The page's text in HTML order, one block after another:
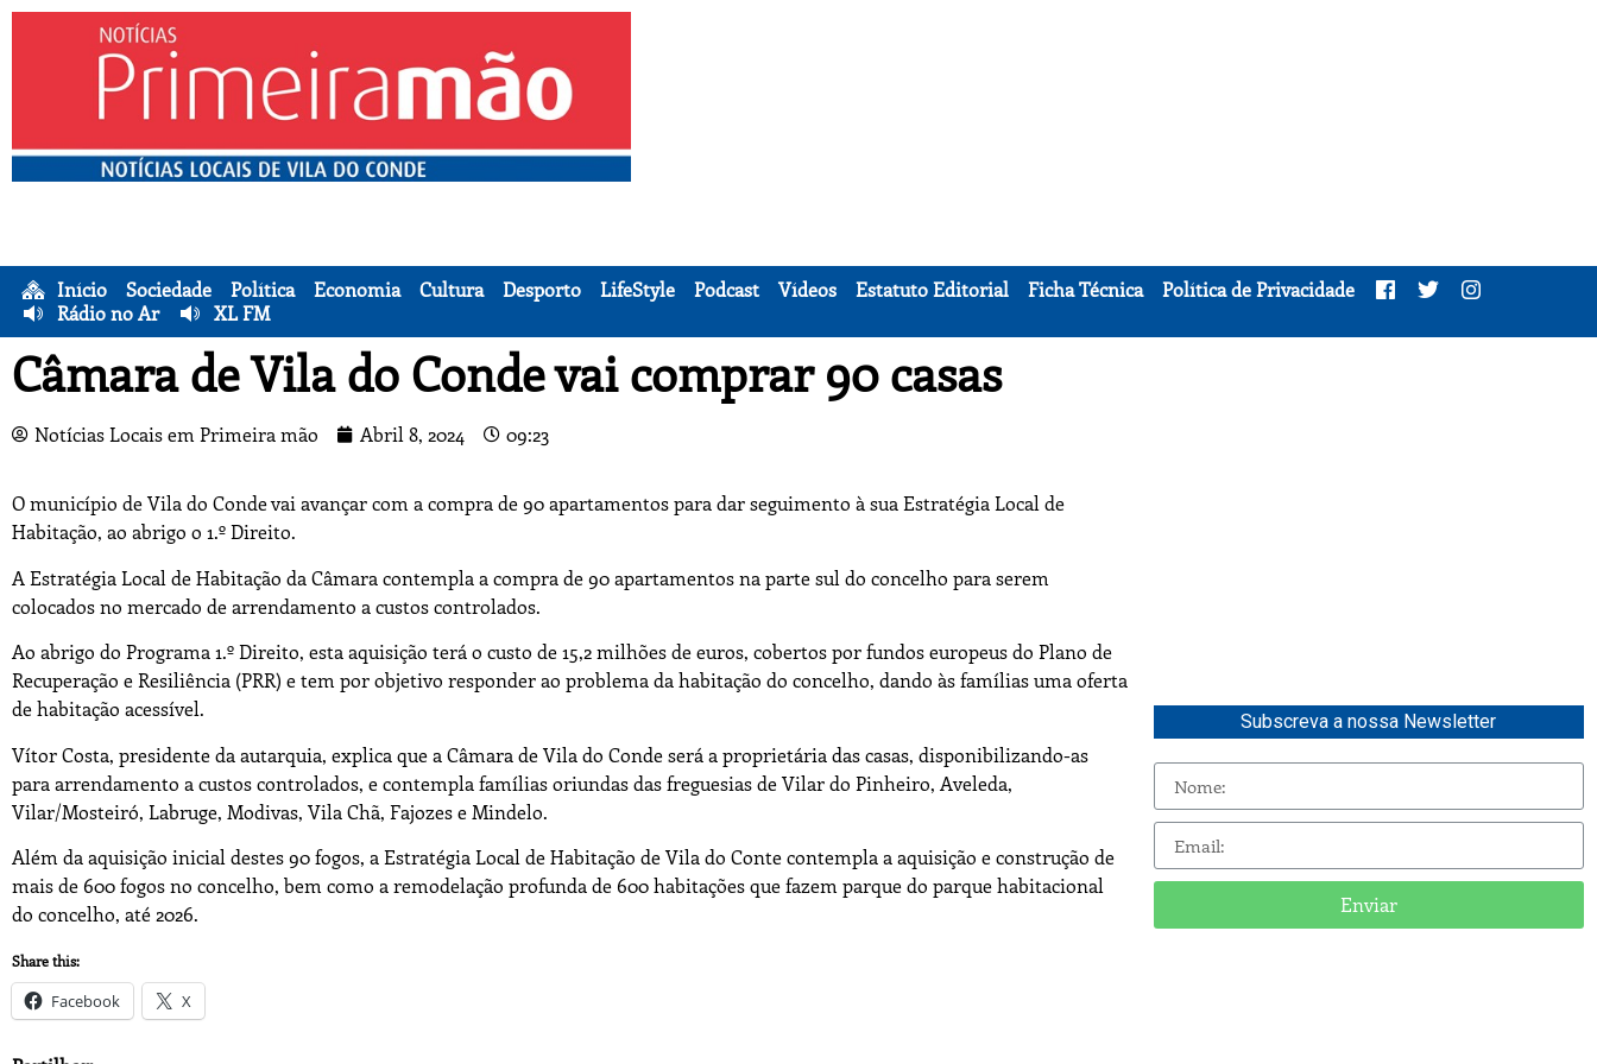
Início Sociedade Política Economia Cultura Desporto LifeStyle Podcast Vídeos Estatuto Editorial Ficha Técnica
Política de Privacidade
Rádio no Ar
XL FM
Câmara de Vila do Conde vai comprar 90 casas
Notícias Locais em Primeira mão Abril 8, 2024 09:23
O município de Vila do Conde vai avançar com a compra de 90 apartamentos para dar seguimento à sua Estratégia Local de
Habitação, ao abrigo o 1.º Direito.
A Estratégia Local de Habitação da Câmara contempla a compra de 90 apartamentos na parte sul do concelho para serem
colocados no mercado de arrendamento a custos controlados.
Ao abrigo do Programa 1.º Direito, esta aquisição terá o custo de 15,2 milhões de euros, cobertos por fundos europeus do Plano de
Recuperação e Resiliência (PRR) e tem por objetivo responder ao problema da habitação do concelho, dando às famílias uma oferta
de habitação acessível.
Vítor Costa, presidente da autarquia, explica que a Câmara de Vila do Conde será a proprietária das casas, disponibilizando-as
para arrendamento a custos controlados, e contempla famílias oriundas das freguesias de Vilar do Pinheiro, Aveleda,
Vilar/Mosteiró, Labruge, Modivas, Vila Chã, Fajozes e Mindelo.
Além da aquisição inicial destes 90 fogos, a Estratégia Local de Habitação de Vila do Conte contempla a aquisição e construção de
mais de 600 fogos no concelho, bem como a remodelação profunda de 600 habitações que fazem parque do parque habitacional
do concelho, até 2026.
Share this:
Facebook X
Subscreva a nossa Newsletter
Enviar